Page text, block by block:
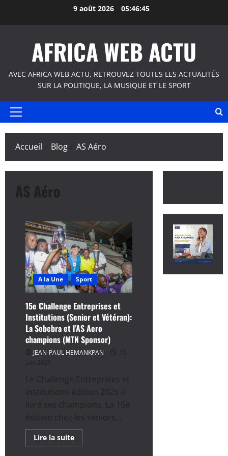
9 août 2026 05:46:45
AFRICA WEB ACTU
AVEC AFRICA WEB ACTU, RETROUVEZ TOUTES LES ACTUALITÉS
SUR LA POLITIQUE, LA MUSIQUE ET LE SPORT
Menu
Accueil Blog AS Aéro
AS Aéro
A la Une Sport
15e Challenge Entreprises et
Institutions (Senior et Vétéran):
La Sobebra et l’AS Aero
champions (MTN Sponsor)
JEAN-PAUL HEMANKPAN
15
juin 2025
Le Challenge Entreprises et
Institutions édition 2025 a
livré ses champions. La 15e
édition chez les séniors...
Lire la suiteEn
savoir